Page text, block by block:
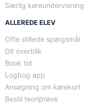
Særlig køreundervisning
ALLEREDE ELEV
Ofte stillede spørgsmål
Dit overblik
Book tid
Logbog app
Ansøgning om kørekort
Bestil teoriprøve